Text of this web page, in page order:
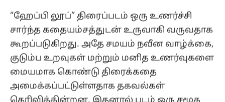
“ஹேப்பி லூப்” திரைப்படம் ஒரு உணர்ச்சி
சார்ந்த கதையம்சத்துடன் உருவாகி வருவதாக
கூறப்படுகிறது. அதே சமயம் நவீன வாழ்க்கை,
குடும்ப உறவுகள் மற்றும் மனித உணர்வுகளை
மையமாக கொண்டு திரைக்கதை
அமைக்கப்பட்டுள்ளதாக தகவல்கள்